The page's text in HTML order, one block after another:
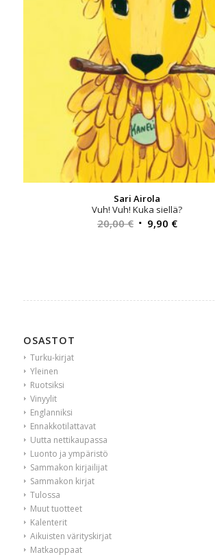
Sari Airola
Vuh! Vuh! Kuka siellä?
20,00€ Alkuperäinen
9,90 €Nykyinen
OSASTOT
Turku-kirjat
Yleinen
Ruotsiksi
Vinyylit
Englanniksi
Ennakkotilattavat
Uutta nettikaupassa
Luonto ja ympäristö
Sammakon kirjailijat
Sammakon kirjat
Tulossa
Muut tuotteet
Kalenterit
Aikuisten värityskirjat
Matkaoppaat